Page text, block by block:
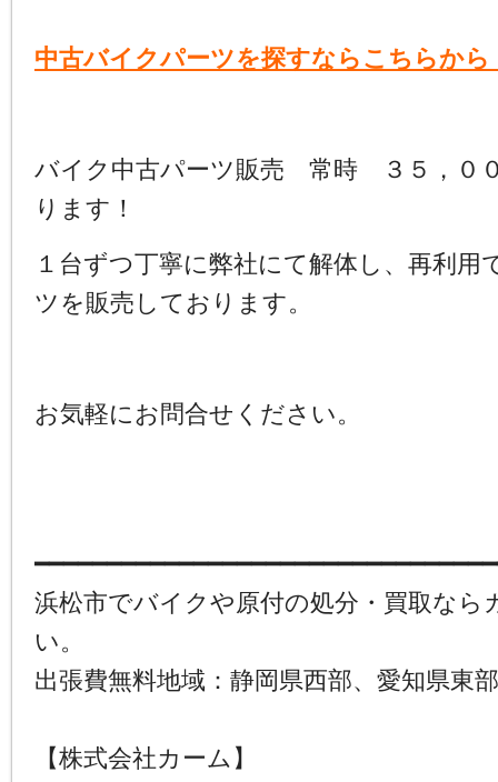
中古バイクパーツを探すならこちらから
バイク中古パーツ販売 常時 ３５，０
ります！
１台ずつ丁寧に弊社にて解体し、再利用
ツを販売しております。
お気軽にお問合せください。
浜松市でバイクや原付の処分・買取なら
い。
出張費無料地域：静岡県西部、愛知県東部
【株式会社カーム】